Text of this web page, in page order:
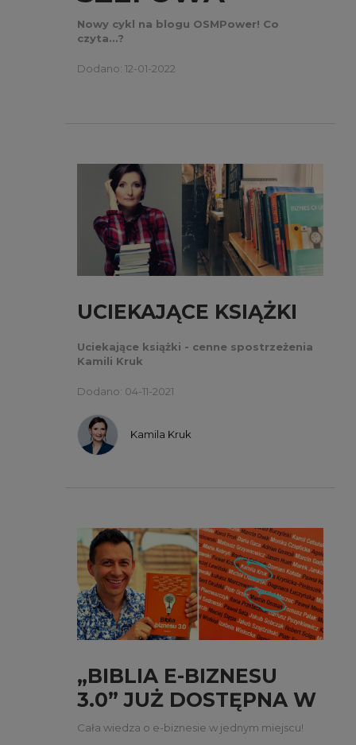
OSMPOWER –
KAMILA KRUK?
Dodano: 12-01-2022
Nowy cykl na blogu OSMPower! Co
czyta...?
UCIEKAJĄCE KSIĄŻKI
Dodano: 04-11-2021
Uciekające książki - cenne spostrzeżenia
Kamili Kruk
Kamila Kruk
„BIBLIA E-BIZNESU
3.0” JUŻ DOSTĘPNA W
OSMPOWER.PL
Cała wiedza o e-biznesie w jednym miejscu!